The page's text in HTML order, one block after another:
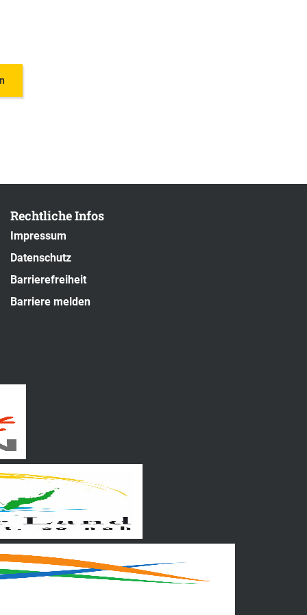
Rechtliche Infos
Impressum
Datenschutz
Barrierefreiheit
Barriere melden